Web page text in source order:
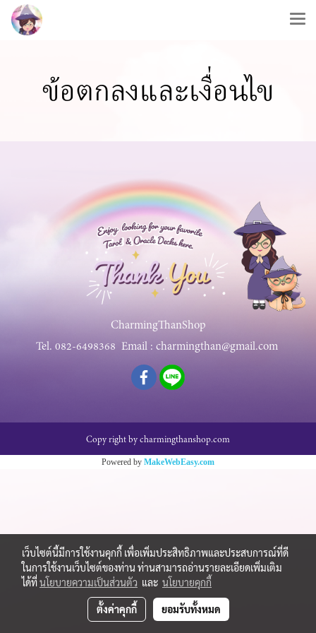
ข้อตกลงและเงื่อนไข
CharmingThanShop
Tel. 082-6498368 Email : charmingthan@gmail.com
Copy right by charmingthanshop.com
Powered by MakeWebEasy.com
เว็บไซต์นี้มีการใช้งานคุกกี้ เพื่อเพิ่มประสิทธิภาพและประสบการณ์ที่ดี
ในการใช้งานเว็บไซต์ของท่าน ท่านสามารถอ่านรายละเอียดเพิ่มเติม
ได้ที่นโยบายความเป็นส่วนตัว และ นโยบายคุกกี้
ตั้งค่าคุกกี้ ยอมรับทั้งหมด